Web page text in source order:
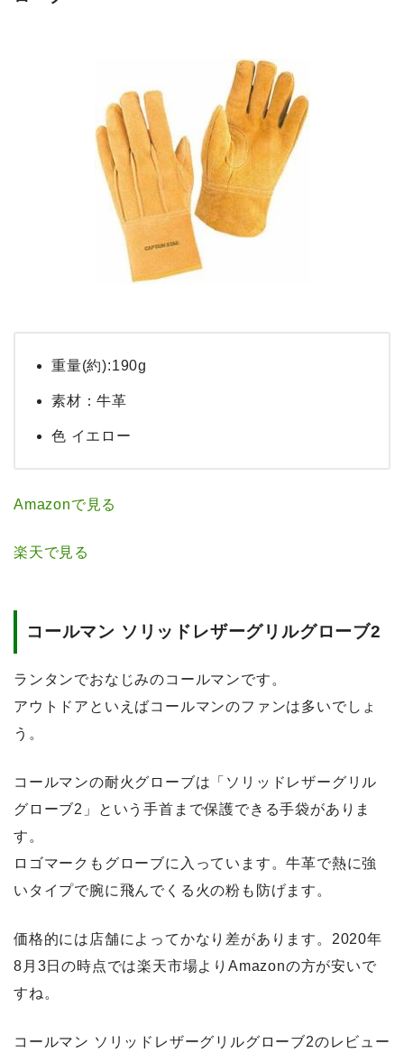
重量(約):190g
素材：牛革
色 イエロー
Amazonで見る
楽天で見る
コールマン ソリッドレザーグリルグローブ2
ランタンでおなじみのコールマンです。
アウトドアといえばコールマンのファンは多いでしょ
う。
コールマンの耐火グローブは「ソリッドレザーグリル
グローブ2」という手首まで保護できる手袋がありま
す。
ロゴマークもグローブに入っています。牛革で熱に強
いタイプで腕に飛んでくる火の粉も防げます。
価格的には店舗によってかなり差があります。2020年
8月3日の時点では楽天市場よりAmazonの方が安いで
すね。
コールマン ソリッドレザーグリルグローブ2のレビュー